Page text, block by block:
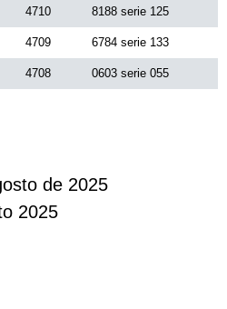
4710 8188 serie 125
4709 6784 serie 133
4708 0603 serie 055
de 2025
2025